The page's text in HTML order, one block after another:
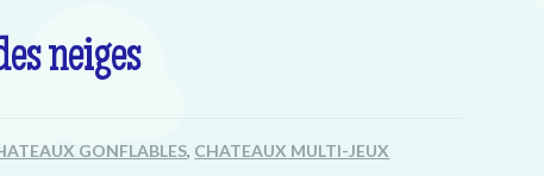
neiges
GONFLABLES, CHATEAUX MULTI-JEUX